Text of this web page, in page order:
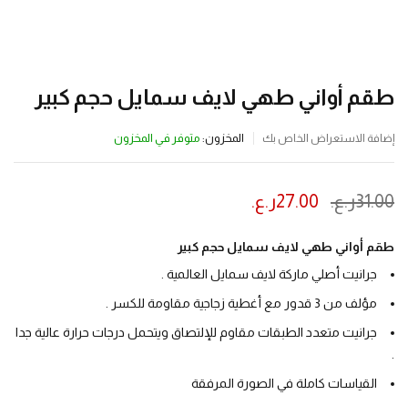
طقم أواني طهي لايف سمايل حجم كبير
إضافة الاستعراض الخاص بك المخزون: متوفر في المخزون
ينتهي العرض بعد :
31.00ر.ع. 27.00ر.ع.
طقم أواني طهي لايف سمايل حجم كبير
جرانيت أصلي ماركة لايف سمايل العالمية .
مؤلف من 3 قدور مع أغطية زجاجية مقاومة للكسر .
جرانيت متعدد الطبقات مقاوم للإلتصاق ويتحمل درجات حرارة عالية جدا
القياسات كاملة في الصورة المرفقة